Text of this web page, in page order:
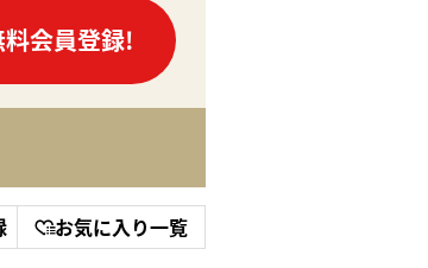
会員登録!
お気に入り一覧